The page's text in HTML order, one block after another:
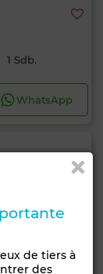
1 Sdb.
WhatsApp
de tiers à
des